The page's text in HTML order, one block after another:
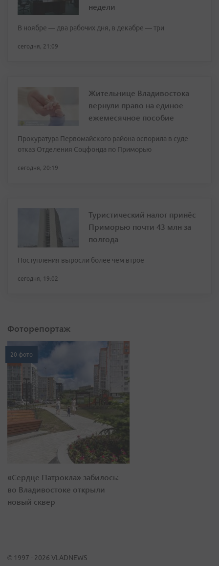
недели
В ноябре — два рабочих дня, в декабре — три
сегодня, 21:09
Жительнице Владивостока
вернули право на единое
ежемесячное пособие
Прокуратура Первомайского района оспорила в суде
отказ Отделения Соцфонда по Приморью
сегодня, 20:19
Туристический налог принёс
Приморью почти 43 млн за
полгода
Поступления выросли более чем втрое
сегодня, 19:02
Фоторепортаж
20 фото
«Сердце Патрокла» забилось:
во Владивостоке открыли
новый сквер
© 1997 - 2026 VLADNEWS